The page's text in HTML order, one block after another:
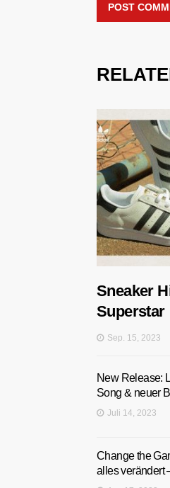
POST
Sneaker
Superstar
Sep. 15, 2023
New Release:
Song & neuer
Juli 14, 2023
Change the
alles verändert